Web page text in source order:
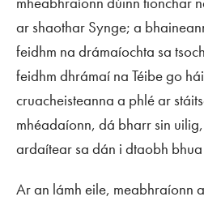
ar shaothar Synge; a
feidhm na drámaíochta sa
feidhm dhrámaí na Téibe go
cruacheisteanna a phlé ar
mhéadaíonn, dá bharr sin
ardaítear sa dán i dtaobh
Ar an lámh eile, meabhraíonn